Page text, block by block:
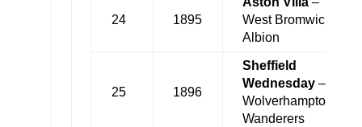
24 1895
West Bromwich
Albion
25 1896
Sheffield
Wednesday–
Wolverhampton
Wanderers